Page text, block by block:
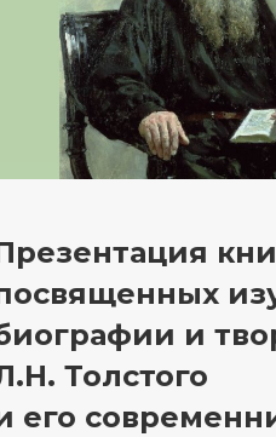
и
Толстого
его